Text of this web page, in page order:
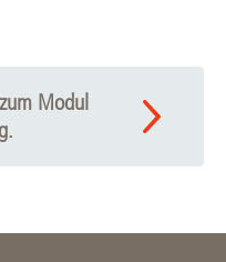
Modul